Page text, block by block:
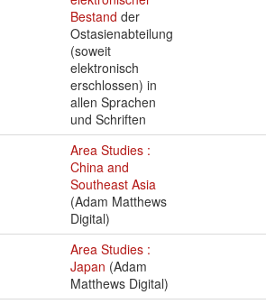
Bestand der
Ostasienabteilung
(soweit
elektronisch
erschlossen) in
allen Sprachen
und Schriften
Area Studies :
China and
Southeast Asia
(Adam Matthews
Digital)
Area Studies :
Japan (Adam
Matthews Digital)